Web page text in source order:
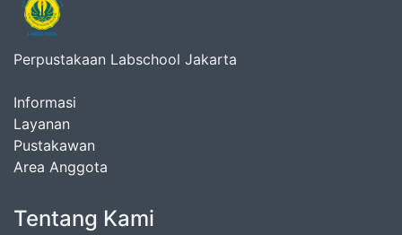
Perpustakaan Labschool Jakarta
Informasi
Layanan
Pustakawan
Area Anggota
Tentang Kami